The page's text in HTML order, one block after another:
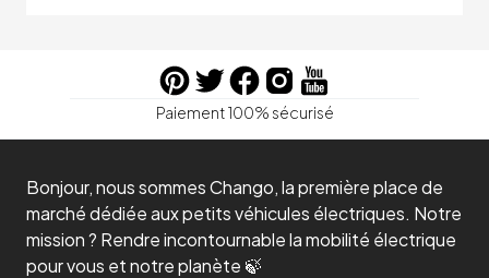
Paiement 100% sécurisé
Bonjour, nous sommes Chango, la première place de
marché dédiée aux petits véhicules électriques. Notre
mission ? Rendre incontournable la mobilité électrique
pour vous et notre planète 🍃